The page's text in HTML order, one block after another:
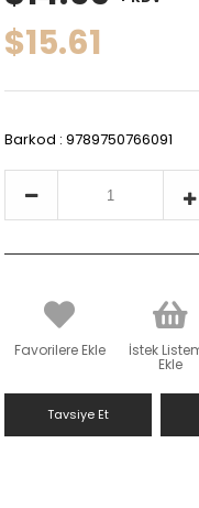
$15.61
Barkod : 9789750766091
Favorilere Ekle İstek
Ekle
Tavsiye Et